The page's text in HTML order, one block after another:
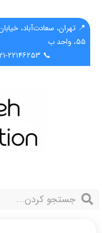
۵۵، واحد ب
📞 ۰۲۱-۲۲۱۴۶۲۵۳